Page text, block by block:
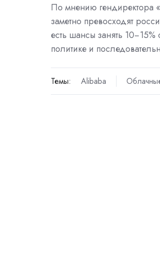
По мнению гендиректора
заметно превосходят
есть шансы занять
политике и
Темы: Alibaba